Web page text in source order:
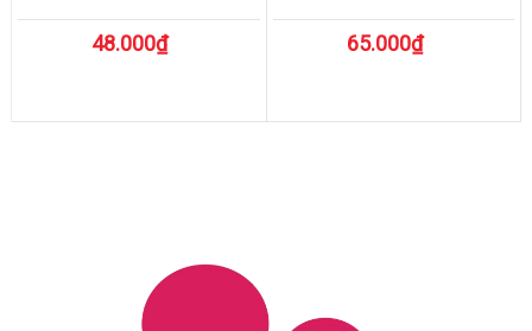
48.000₫ 65.000₫